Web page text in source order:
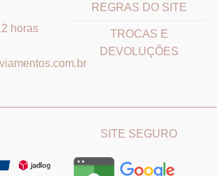
horas
REGRAS DO SITE
TROCAS E
DEVOLUÇÕES
SITE SEGURO